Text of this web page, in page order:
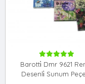
Barotti̇ Dmr 9621
Desenli̇ Sunum